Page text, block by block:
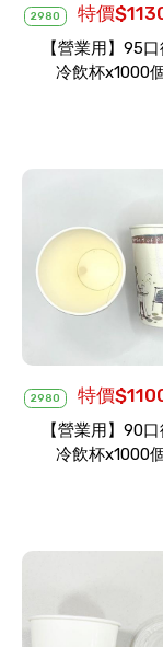
2980 特價
【營業用】95
冷飲杯x1000
2980 特價
【營業用】90
冷飲杯x1000